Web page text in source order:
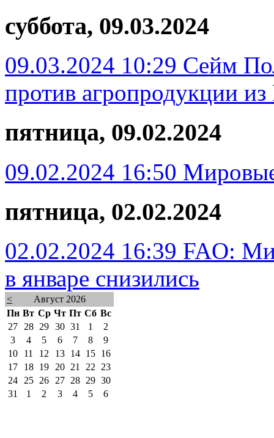
суббота, 09.03.2024
09.03.2024 10:29 Сейм
против агропродукции
пятница, 09.02.2024
09.02.2024 16:50
пятница, 02.02.2024
02.02.2024 16:39 FAO:
в январе снизились
<
Август 2026
Пн Вт Ср Чт Пт Сб Вс
27
28 29 30 31 1
2
3
4 5 6 7 8
9
10
11 12 13 14 15
16
17
18 19 20 21 22
23
24
25 26 27 28 29 30
31
1 2 3 4 5 6